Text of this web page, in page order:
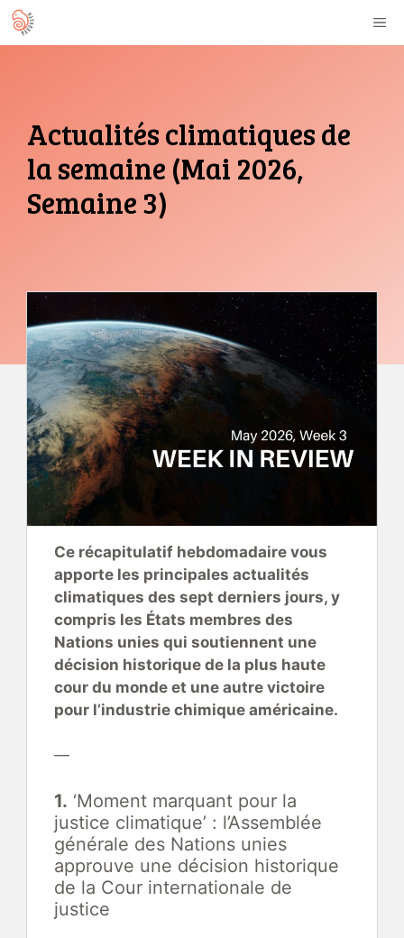
Aller
au
Actualités climatiques de
la semaine (Mai 2026,
Semaine 3)
Ce récapitulatif hebdomadaire vous
apporte les principales actualités
climatiques des sept derniers jours, y
compris les États membres des
Nations unies qui soutiennent une
décision historique de la plus haute
cour du monde et une autre victoire
pour l’industrie chimique américaine.
—
1. ‘Moment marquant pour la
justice climatique’ : l’Assemblée
générale des Nations unies
approuve une décision historique
de la Cour internationale de
justice